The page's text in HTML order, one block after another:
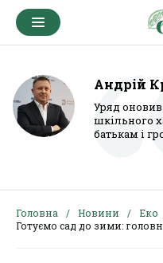
Андрій
Уряд оновив
шкільного
батькам і
Головна Новини
Еко
Готуємо сад до зими: